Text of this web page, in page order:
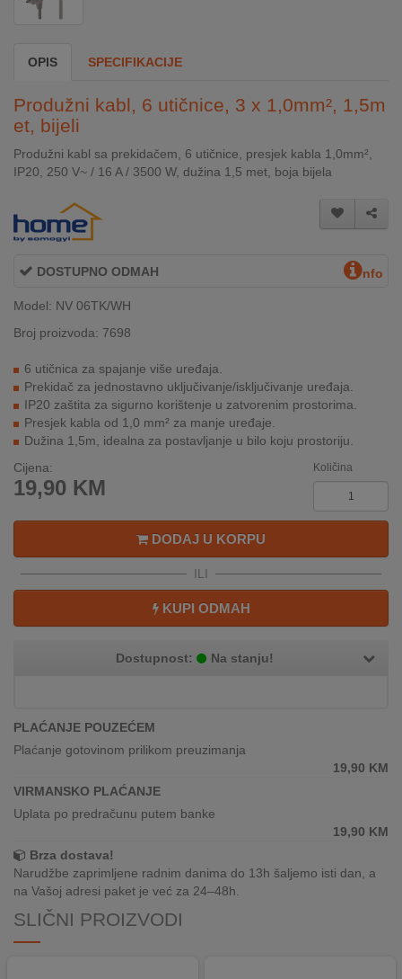
&
GAME
NALOG
AKCIJE
NOVO
U
PONUDI
KONTAKT
NA
SERVIS
KATALOZI
KUPOVINA
INOSTRANSTVA
OZNAKE
ENERGETSKE
OPIS SPECIFIKACIJE
Produžni kabl, 6 utičnice, 3 x 1,0mm², 1,5m
et, bijeli
Produžni kabl sa prekidačem, 6 utičnice, presjek kabla 1,0mm²,
IP20, 250 V~ / 16 A / 3500 W, dužina 1,5 met, boja bijela
DOSTUPNO ODMAH nfo
Model: NV 06TK/WH
Broj proizvoda: 7698
6 utičnica za spajanje više uređaja.
Prekidač za jednostavno uključivanje/isključivanje uređaja.
IP20 zaštita za sigurno korištenje u zatvorenim prostorima.
Presjek kabla od 1,0 mm² za manje uređaje.
Dužina 1,5m, idealna za postavljanje u bilo koju prostoriju.
Cijena:
19,90 KM
Količina
DODAJ U KORPU
ILI
KUPI ODMAH
Dostupnost: Na stanju!
PLAĆANJE POUZEĆEM
Plaćanje gotovinom prilikom preuzimanja
19,90 KM
VIRMANSKO PLAĆANJE
Uplata po predračunu putem banke
19,90 KM
Brza dostava!
Narudžbe zaprimljene radnim danima do 13h šaljemo isti dan, a
na Vašoj adresi paket je već za 24–48h.
SLIČNI PROIZVODI